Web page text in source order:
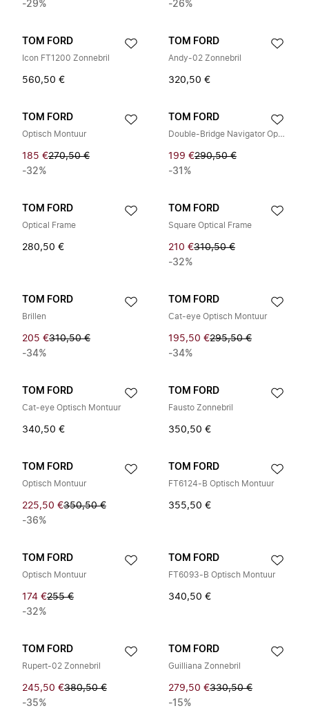
-29% -26%
TOM FORD
Icon FT1200 Zonnebril
560,50 €
TOM FORD
Andy-02 Zonnebril
320,50 €
TOM FORD
Optisch Montuur
185 €270,50 €
-32%
TOM FORD
Double-Bridge Navigator Optisch Montuur
199 €290,50 €
-31%
TOM FORD
Optical Frame
280,50 €
TOM FORD
Square Optical Frame
210 €310,50 €
-32%
TOM FORD
Brillen
205 €310,50 €
-34%
TOM FORD
Cat-eye Optisch Montuur
195,50 €295,50 €
-34%
TOM FORD
Cat-eye Optisch Montuur
340,50 €
TOM FORD
Fausto Zonnebril
350,50 €
TOM FORD
Optisch Montuur
225,50 €350,50 €
-36%
TOM FORD
FT6124-B Optisch Montuur
355,50 €
TOM FORD
Optisch Montuur
174 €255 €
-32%
TOM FORD
FT6093-B Optisch Montuur
340,50 €
TOM FORD
Rupert-02 Zonnebril
245,50 €380,50 €
-35%
TOM FORD
Guilliana Zonnebril
279,50 €330,50 €
-15%